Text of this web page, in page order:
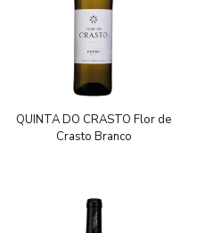
QUINTA DO CRASTO Flor de
Crasto Branco